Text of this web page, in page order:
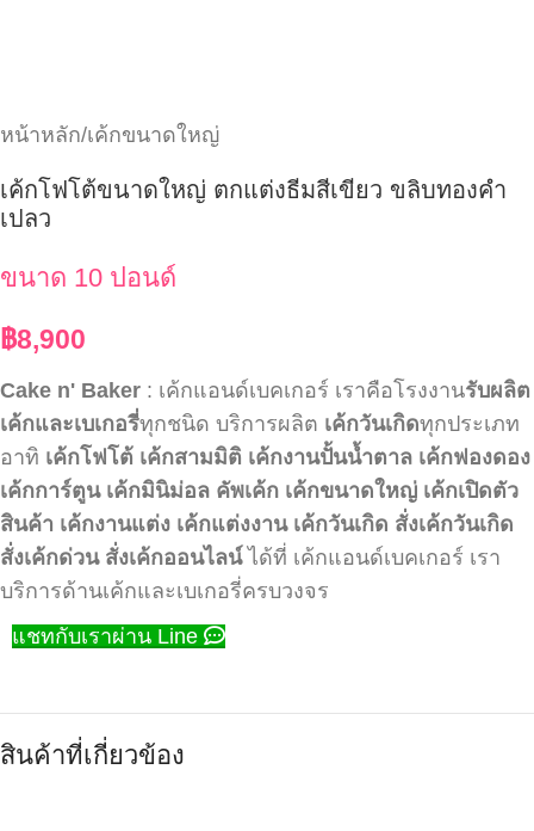
หน้าหลัก/เค้กขนาดใหญ่
เค้กโฟโต้ขนาดใหญ่ ตกแต่งธีมสีเขียว ขลิบทองคำ
เปลว
ขนาด 10 ปอนด์
฿8,900
Cake n' Baker : เค้กแอนด์เบคเกอร์ เราคือโรงงานรับผลิต
เค้กและเบเกอรี่ทุกชนิด บริการผลิต เค้กวันเกิดทุกประเภท
อาทิ เค้กโฟโต้ เค้กสามมิติ เค้กงานปั้นน้ำตาล เค้กฟองดอง
เค้กการ์ตูน เค้กมินิม่อล คัพเค้ก เค้กขนาดใหญ่ เค้กเปิดตัว
สินค้า เค้กงานแต่ง เค้กแต่งงาน เค้กวันเกิด สั่งเค้กวันเกิด
สั่งเค้กด่วน สั่งเค้กออนไลน์ได้ที่ เค้กแอนด์เบคเกอร์ เรา
บริการด้านเค้กและเบเกอรี่ครบวงจร
แชทกับเราผ่าน Line
สินค้าที่เกี่ยวข้อง